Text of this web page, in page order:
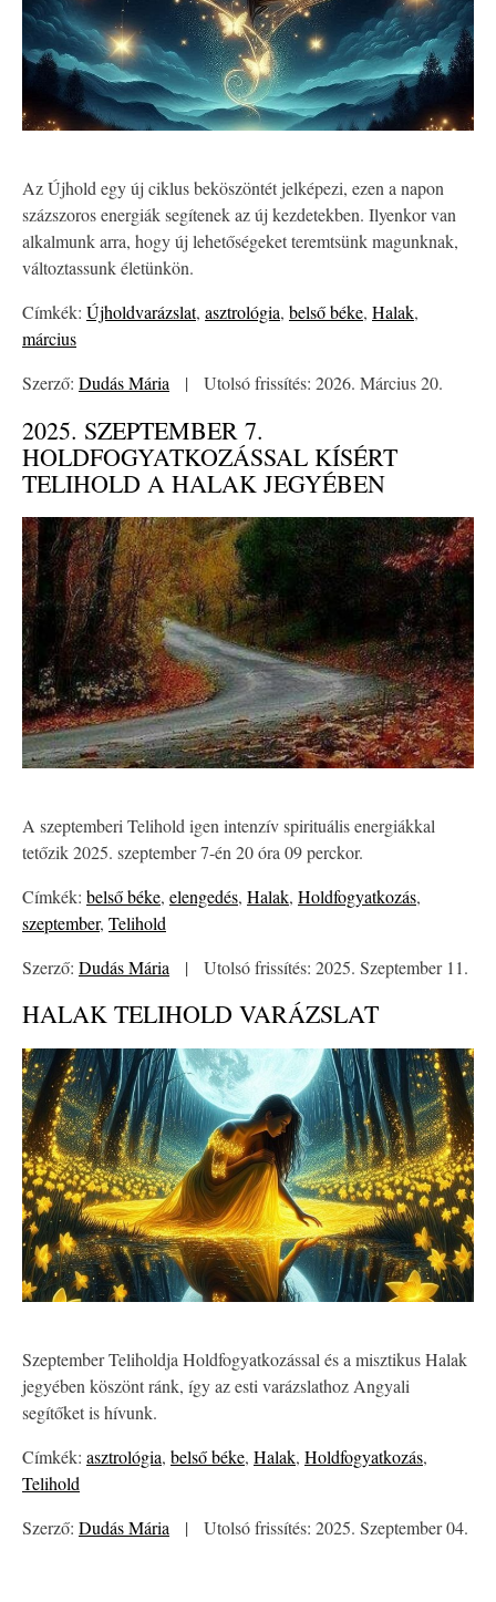
Az Újhold egy új ciklus beköszöntét jelképezi, ezen a napon
százszoros energiák segítenek az új kezdetekben. Ilyenkor van
alkalmunk arra, hogy új lehetőségeket teremtsünk magunknak,
változtassunk életünkön.
Címkék: Újholdvarázslat, asztrológia, belső béke, Halak,
március
Szerző: Dudás Mária | Utolsó frissítés: 2026. Március 20.
2025. SZEPTEMBER 7.
HOLDFOGYATKOZÁSSAL KÍSÉRT
TELIHOLD A HALAK JEGYÉBEN
A szeptemberi Telihold igen intenzív spirituális energiákkal
tetőzik 2025. szeptember 7-én 20 óra 09 perckor.
Címkék: belső béke, elengedés, Halak, Holdfogyatkozás,
szeptember, Telihold
Szerző: Dudás Mária | Utolsó frissítés: 2025. Szeptember 11.
HALAK TELIHOLD VARÁZSLAT
Szeptember Teliholdja Holdfogyatkozással és a misztikus Halak
jegyében köszönt ránk, így az esti varázslathoz Angyali
segítőket is hívunk.
Címkék: asztrológia, belső béke, Halak, Holdfogyatkozás,
Telihold
Szerző: Dudás Mária | Utolsó frissítés: 2025. Szeptember 04.